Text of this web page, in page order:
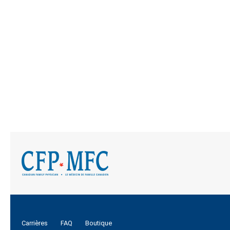
Carrières FAQ Boutique